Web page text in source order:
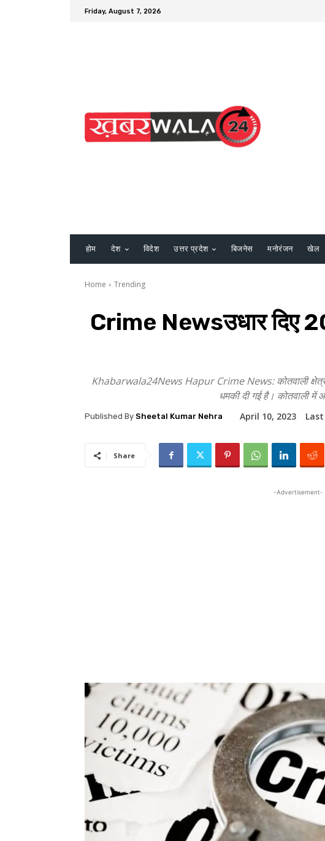
Friday, August 7, 2026
होम देश विदेश उत्तर प्रदेश बिजनेस मनोरंजन खेल
Home Trending
Crime Newsउधार दिए
Khabarwala24News Hapur Crime News: कोतवाली क्षेत्र
धमकी दी गई है। कोतवाली में
Published By Sheetal Kumar Nehra April 10, 2023
Share
-Advertisement-